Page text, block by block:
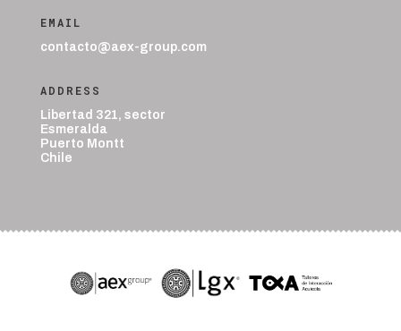
EMAIL
contacto@aex-group.com
ADDRESS
Libertad 321, sector
Esmeralda
Puerto Montt
Chile